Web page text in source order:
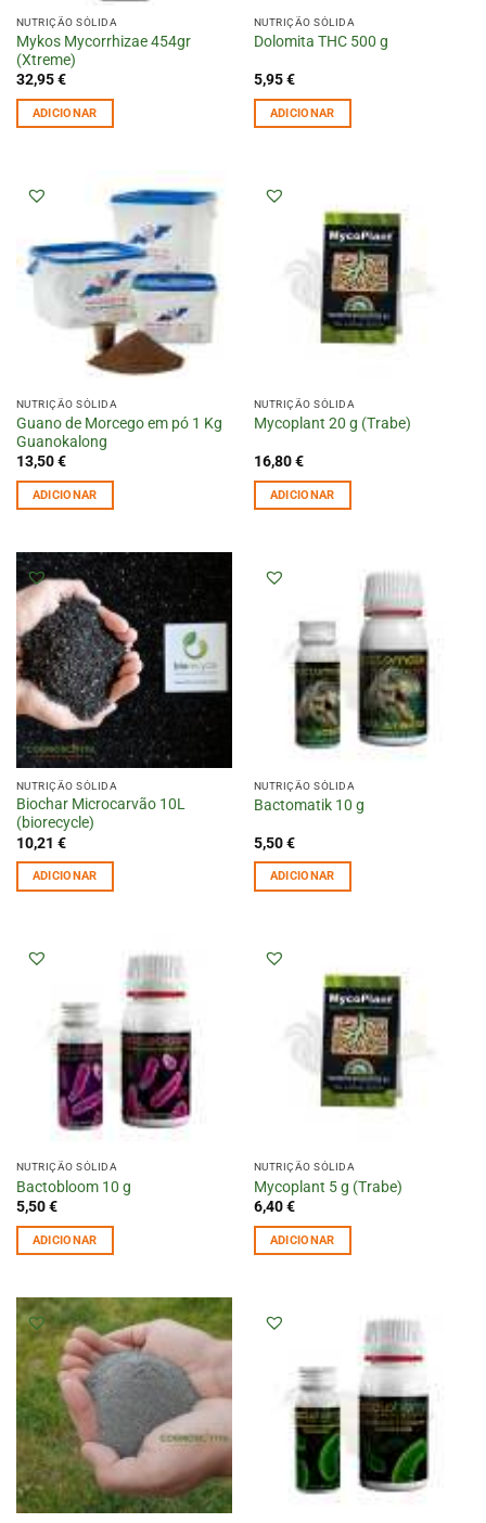
NUTRIÇÃO SÓLIDA
Mykos Mycorrhizae 454gr
(Xtreme)
32,95€
ADICIONAR
NUTRIÇÃO SÓLIDA
Dolomita THC 500 g
5,95€
ADICIONAR
NUTRIÇÃO SÓLIDA
Guano de Morcego em pó 1 Kg
Guanokalong
13,50€
ADICIONAR
NUTRIÇÃO SÓLIDA
Mycoplant 20 g (Trabe)
16,80€
ADICIONAR
NUTRIÇÃO SÓLIDA
Biochar Microcarvão 10L
(biorecycle)
10,21 €
ADICIONAR
NUTRIÇÃO SÓLIDA
Bactomatik 10 g
5,50€
ADICIONAR
NUTRIÇÃO SÓLIDA
Bactobloom 10 g
5,50€
ADICIONAR
NUTRIÇÃO SÓLIDA
Mycoplant 5 g (Trabe)
6,40€
ADICIONAR